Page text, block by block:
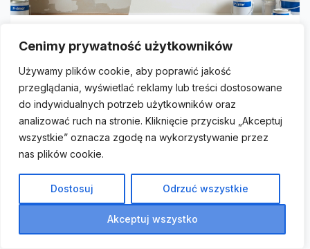
Cenimy prywatność użytkowników
Używamy plików cookie, aby poprawić jakość
przeglądania, wyświetlać reklamy lub treści dostosowane
do indywidualnych potrzeb użytkowników oraz
analizować ruch na stronie. Kliknięcie przycisku „Akceptuj
wszystkie” oznacza zgodę na wykorzystywanie przez
nas plików cookie.
Dostosuj Odrzuć wszystkie
Akceptuj wszystko
malowaniem? Ekspert radzi!
Czy naprawdę musisz gruntować ściany przed każdym
malowaniem? Wiele osób, w tym nawet profesjonaliści,
automatycznie chwyta za grunt, nie zastanawiając…